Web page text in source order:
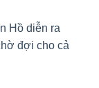
Hồ diễn ra
đợi cho cả